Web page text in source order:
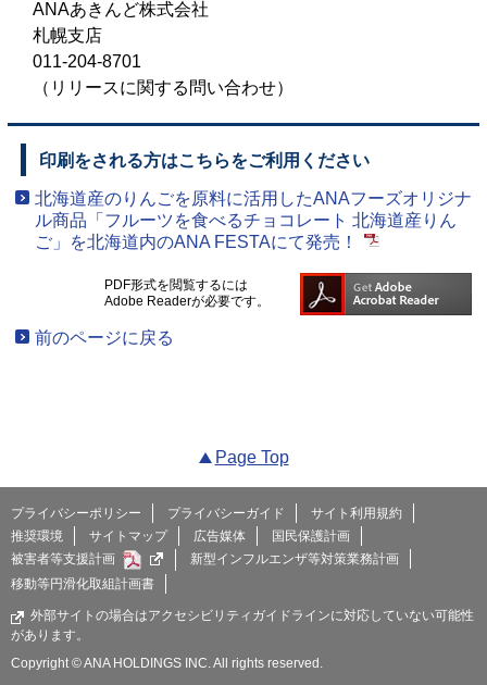
ANAあきんど株式会社
札幌支店
011-204-8701
（リリースに関する問い合わせ）
印刷をされる方はこちらをご利用ください
北海道産のりんごを原料に活用したANAフーズオリジナ
ル商品「フルーツを食べるチョコレート 北海道産りん
ご」を北海道内のANA FESTAにて発売！
PDF形式を閲覧するには
Adobe Readerが必要です。
前のページに戻る
Page Top
プライバシーポリシー プライバシーガイド
サイト利用規約
推奨環境
サイトマップ 広告媒体
国民保護計画
被害者等支援計画
新型インフルエンザ等対策業務計画
移動等円滑化取組計画書
外部サイトの場合はアクセシビリティガイドラインに対応していない可能性
があります。
Copyright © ANA HOLDINGS INC. All rights reserved.